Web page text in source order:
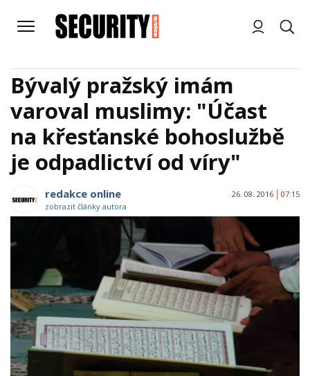
Bývalý pražský imám
varoval muslimy: "Účast
na křesťanské bohoslužbě
je odpadlictví od víry"
redakce online
zobrazit články autora
26. 08. 2016 07:15